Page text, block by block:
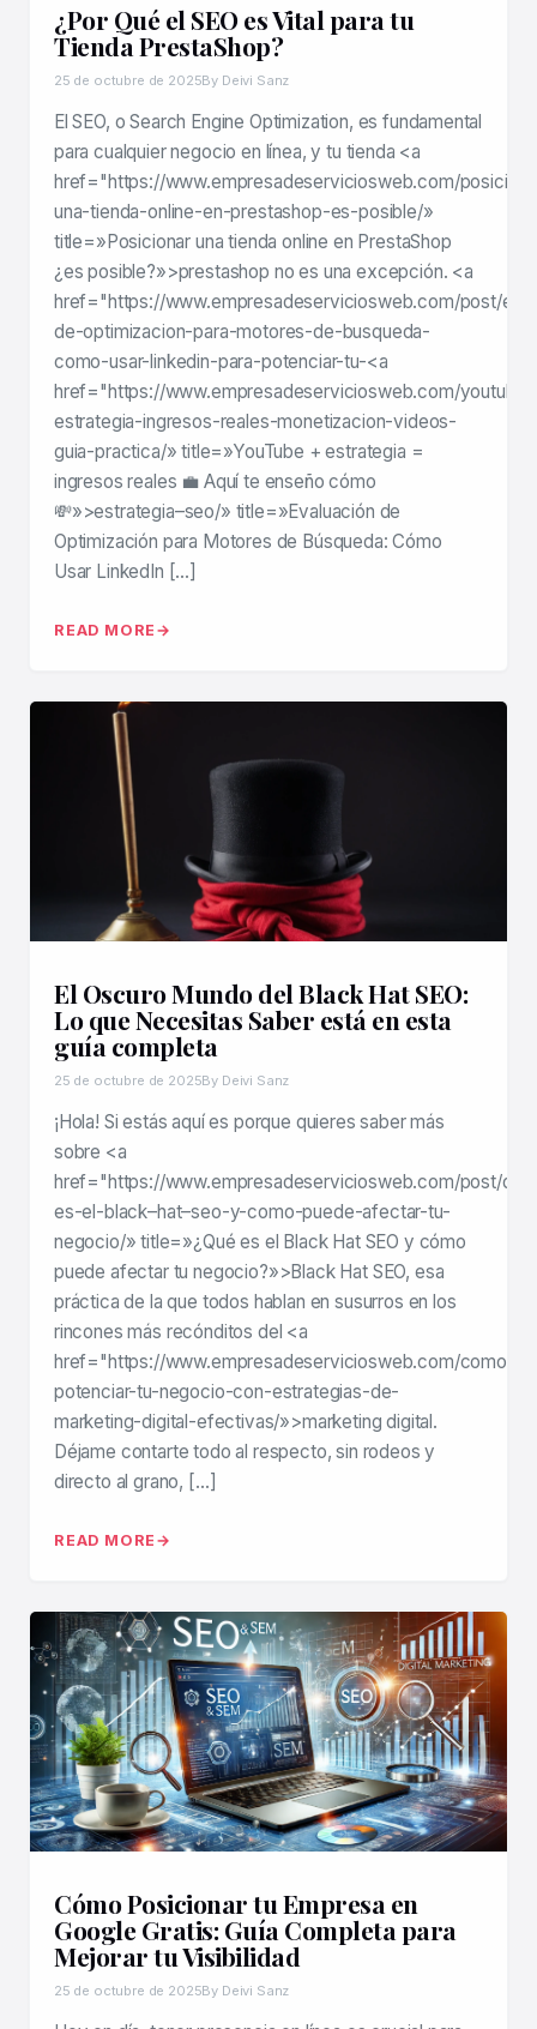
¿Por Qué el SEO es Vital para tu
Tienda PrestaShop?
25 de octubre de 2025By Deivi Sanz
El SEO, o Search Engine Optimization, es fundamental
para cualquier negocio en línea, y tu tienda <a
href="https://www.empresadeserviciosweb.com/
una-tienda-online-en-prestashop-es-posible/»
title=»Posicionar una tienda online en PrestaShop
¿es posible?»>prestashop no es una excepción. <a
href="https://www.empresadeserviciosweb.com/post/
de-optimizacion-para-motores-de-busqueda-
como-usar-linkedin-para-potenciar-tu-<a
href="https://www.empresadeserviciosweb.com/youtube-
estrategia-ingresos-reales-monetizacion-videos-
guia-practica/» title=»YouTube + estrategia =
ingresos reales 💼 Aquí te enseño cómo
💸»>estrategia–seo/» title=»Evaluación de
Optimización para Motores de Búsqueda: Cómo
Usar LinkedIn […]
READ MORE
El Oscuro Mundo del Black Hat SEO:
Lo que Necesitas Saber está en esta
guía completa
25 de octubre de 2025By Deivi Sanz
¡Hola! Si estás aquí es porque quieres saber más
sobre <a
href="https://www.empresadeserviciosweb.com/post/
es-el-black–hat–seo-y-como-puede-afectar-tu-
negocio/» title=»¿Qué es el Black Hat SEO y cómo
puede afectar tu negocio?»>Black Hat SEO, esa
práctica de la que todos hablan en susurros en los
rincones más recónditos del <a
href="https://www.empresadeserviciosweb.com/como-
potenciar-tu-negocio-con-estrategias-de-
marketing-digital-efectivas/»>marketing digital.
Déjame contarte todo al respecto, sin rodeos y
directo al grano, […]
READ MORE
Cómo Posicionar tu Empresa en
Google Gratis: Guía Completa para
Mejorar tu Visibilidad
25 de octubre de 2025By Deivi Sanz